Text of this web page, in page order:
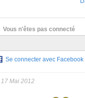
Vous n'êtes pas connecté
Se connecter avec Facebook
Mai 2012